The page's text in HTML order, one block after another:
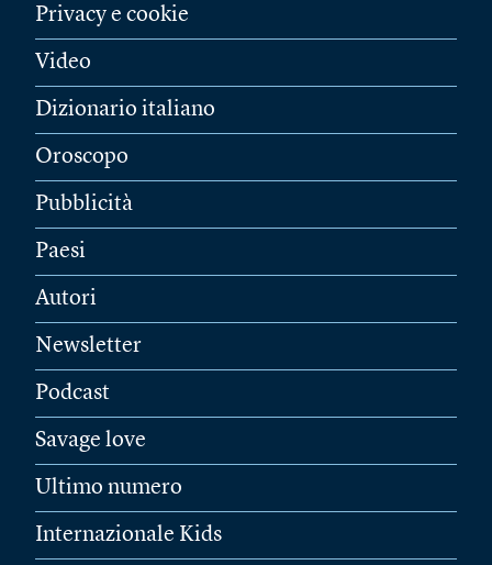
Privacy e cookie
Video
Dizionario italiano
Oroscopo
Pubblicità
Paesi
Autori
Newsletter
Podcast
Savage love
Ultimo numero
Internazionale Kids